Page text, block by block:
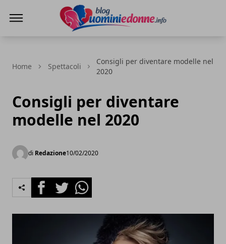
Home Spettacoli
Consigli per diventare modelle nel
2020
Consigli per diventare
modelle nel 2020
di Redazione10/02/2020
FacebookTwitterWhatsapp